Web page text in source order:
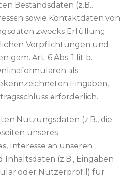
Bestandsdaten (z.B.,
sowie Kontaktdaten von
zwecks Erfüllung
Verpflichtungen und
gem. Art. 6 Abs. 1 lit b.
als
Eingaben,
erforderlich.
Nutzungsdaten (z.B., die
unseres
Interesse an unseren
(z.B., Eingaben
oder Nutzerprofil) für